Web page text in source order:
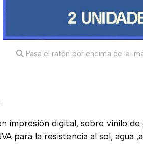
Pasa el ratón por encima de la
impresión digital, sobre vinilo de
para la resistencia al sol, agua